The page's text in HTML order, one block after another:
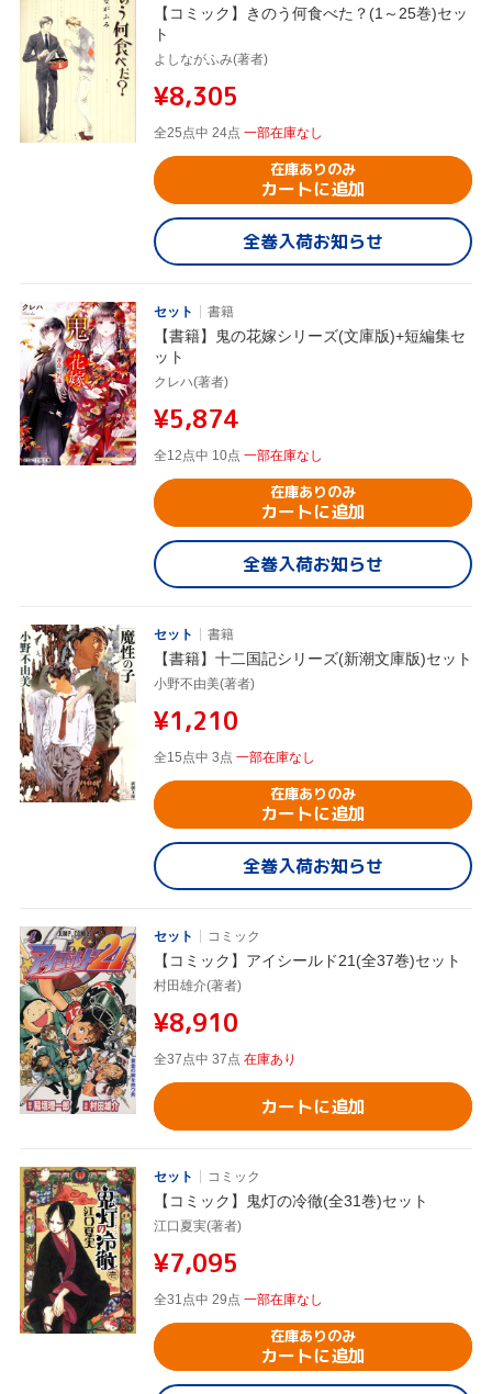
【コミック】きのう何食べた？(1～25巻)セッ
ト
よしながふみ(著者)
¥8,305
全25点中 24点 一部在庫なし
在庫ありのみ
カートに追加
全巻入荷お知らせ
セット 書籍
【書籍】鬼の花嫁シリーズ(文庫版)+短編集セ
ット
クレハ(著者)
¥5,874
全12点中 10点 一部在庫なし
在庫ありのみ
カートに追加
全巻入荷お知らせ
セット 書籍
【書籍】十二国記シリーズ(新潮文庫版)セット
小野不由美(著者)
¥1,210
全15点中 3点 一部在庫なし
在庫ありのみ
カートに追加
全巻入荷お知らせ
セット コミック
【コミック】アイシールド21(全37巻)セット
村田雄介(著者)
¥8,910
全37点中 37点 在庫あり
カートに追加
セット コミック
【コミック】鬼灯の冷徹(全31巻)セット
江口夏実(著者)
¥7,095
全31点中 29点 一部在庫なし
在庫ありのみ
カートに追加